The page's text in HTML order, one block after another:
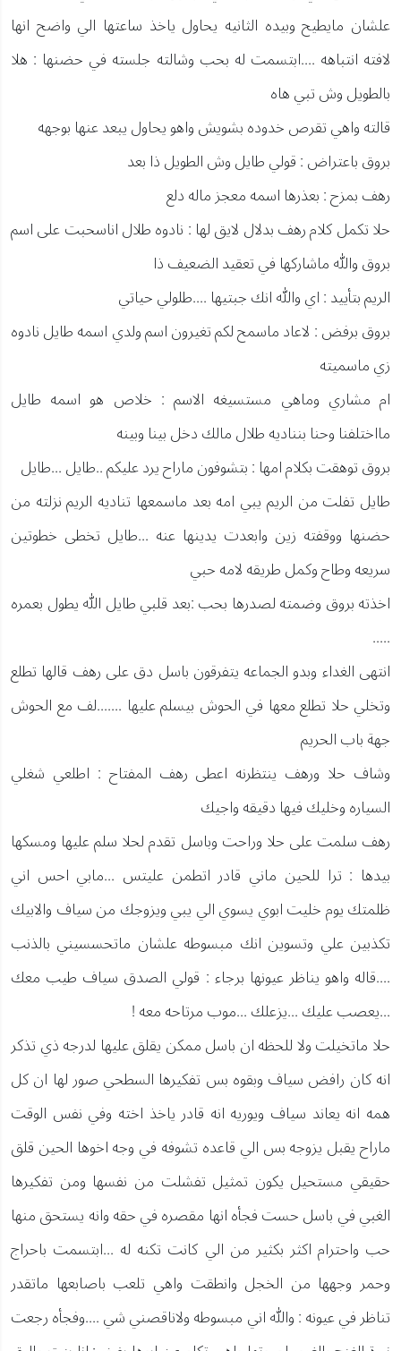
علشان مايطيح وبيده الثانيه يحاول ياخذ ساعتها الي واضح انها
لافته انتباهه ....ابتسمت له بحب وشالته جلسته في حضنها : هلا
بالطويل وش تبي هاه
قالته واهي تقرص خدوده بشويش واهو يحاول يبعد عنها بوجهه
بروق باعتراض : قولي طايل وش الطويل ذا بعد
رهف بمزح : بعذرها اسمه معجز ماله دلع
حلا تكمل كلام رهف بدلال لايق لها : نادوه طلال اناسحبت على اسم
بروق والله ماشاركها في تعقيد الضعيف ذا
الريم بتأييد : اي والله انك جبتيها ....طلولي حياتي
بروق برفض : لاعاد ماسمح لكم تغيرون اسم ولدي اسمه طايل نادوه
زي ماسميته
ام مشاري وماهي مستسيغه الاسم : خلاص هو اسمه طايل
مااختلفنا وحنا بنناديه طلال مالك دخل بينا وبينه
بروق توهقت بكلام امها : بتشوفون ماراح يرد عليكم ..طايل ...طايل
طايل تفلت من الريم يبي امه بعد ماسمعها تناديه الريم نزلته من
حضنها ووقفته زين وابعدت يدينها عنه ...طايل تخطى خطوتين
سريعه وطاح وكمل طريقه لامه حبي
اخذته بروق وضمته لصدرها بحب :بعد قلبي طايل الله يطول بعمره
.....
انتهى الغداء وبدو الجماعه يتفرقون باسل دق على رهف قالها تطلع
وتخلي حلا تطلع معها في الحوش بيسلم عليها .......لف مع الحوش
جهة باب الحريم
وشاف حلا ورهف ينتظرنه اعطى رهف المفتاح : اطلعي شغلي
السياره وخليك فيها دقيقه واجيك
رهف سلمت على حلا وراحت وباسل تقدم لحلا سلم عليها ومسكها
بيدها : ترا للحين ماني قادر اتطمن عليتس ...مابي احس اني
ظلمتك يوم خليت ابوي يسوي الي يبي ويزوجك من سياف والابيك
تكذبين علي وتسوين انك مبسوطه علشان ماتحسسيني بالذنب
....قاله واهو يناظر عيونها برجاء : قولي الصدق سياف طيب معك
...يعصب عليك ...يزعلك ...موب مرتاحه معه !
حلا ماتخيلت ولا للحظه ان باسل ممكن يقلق عليها لدرجه ذي تذكر
انه كان رافض سياف وبقوه بس تفكيرها السطحي صور لها ان كل
همه انه يعاند سياف ويوريه انه قادر ياخذ اخته وفي نفس الوقت
ماراح يقبل يزوجه بس الي قاعده تشوفه في وجه اخوها الحين قلق
حقيقي مستحيل يكون تمثيل تفشلت من نفسها ومن تفكيرها
الغبي في باسل حست فجأه انها مقصره في حقه وانه يستحق منها
حب واحترام اكثر بكثير من الي كانت تكنه له ...ابتسمت باحراج
وحمر وجهها من الخجل وانطقت واهي تلعب باصابعها ماتقدر
تناظر في عيونه : والله اني مبسوطه ولاناقصني شي ....وفجأه رجعت